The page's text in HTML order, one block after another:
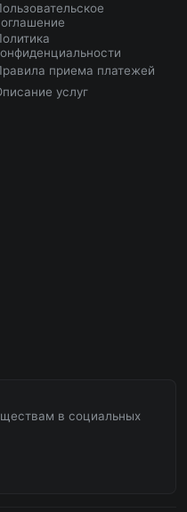
приема платежей
услуг
в социальных